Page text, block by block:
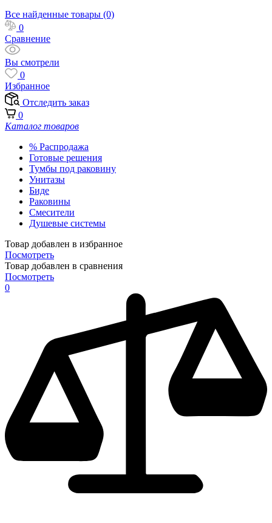
Все найденные товары (0)
0
Сравнение
Вы смотрели
0
Избранное
Отследить заказ
0
Каталог товаров
% Распродажа
Готовые решения
Тумбы под раковину
Унитазы
Биде
Раковины
Смесители
Душевые системы
Товар добавлен в избранное
Посмотреть
Товар добавлен в сравнения
Посмотреть
0